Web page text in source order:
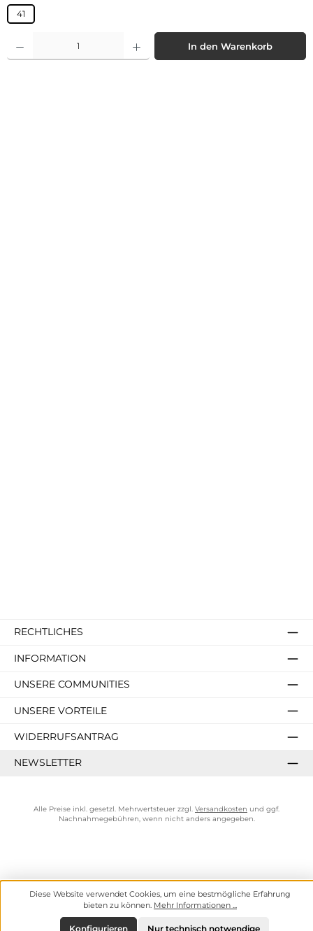
41
Produkt Anzahl: Gib den gewünschten Wert ein oder benutze die
In den Warenkorb
RECHTLICHES
INFORMATION
UNSERE COMMUNITIES
UNSERE VORTEILE
WIDERRUFSANTRAG
NEWSLETTER
Alle Preise inkl. gesetzl. Mehrwertsteuer zzgl. Versandkosten und ggf.
Nachnahmegebühren, wenn nicht anders angegeben.
Diese Website verwendet Cookies, um eine bestmögliche Erfahrung
bieten zu können. Mehr Informationen ...
Nur technisch notwendige
Konfigurieren